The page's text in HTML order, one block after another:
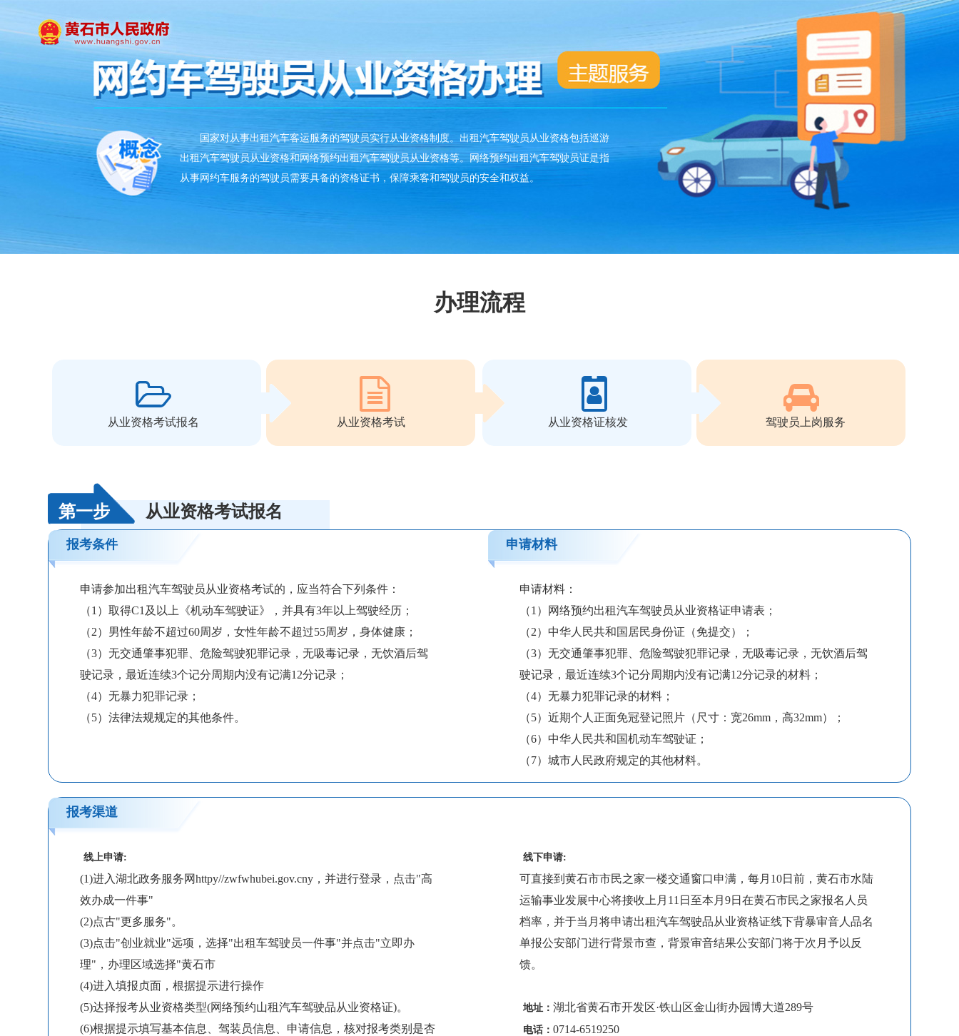
国家对从事出租汽车客运服务的驾驶员实行从业资格制度。出租汽车驾驶员从业资格包括巡游
出租汽车驾驶员从业资格和网络预约出租汽车驾驶员从业资格等。网络预约出租汽车驾驶员证是指
从事网约车服务的驾驶员需要具备的资格证书，保障乘客和驾驶员的安全和权益。
办理流程
从业资格考试报名 从业资格考试 从业资格证核发 驾驶员上岗服务
第一步 从业资格考试报名
报考条件
申请参加出租汽车驾驶员从业资格考试的，应当符合下列条件：
（1）取得C1及以上《机动车驾驶证》，并具有3年以上驾驶经历；
（2）男性年龄不超过60周岁，女性年龄不超过55周岁，身体健康；
（3）无交通肇事犯罪、危险驾驶犯罪记录，无吸毒记录，无饮酒后驾
驶记录，最近连续3个记分周期内没有记满12分记录；
（4）无暴力犯罪记录；
（5）法律法规规定的其他条件。
申请材料
申请材料：
（1）网络预约出租汽车驾驶员从业资格证申请表；
（2）中华人民共和国居民身份证（免提交）；
（3）无交通肇事犯罪、危险驾驶犯罪记录，无吸毒记录，无饮酒后驾
驶记录，最近连续3个记分周期内没有记满12分记录的材料；
（4）无暴力犯罪记录的材料；
（5）近期个人正面免冠登记照片（尺寸：宽26mm，高32mm）；
（6）中华人民共和国机动车驾驶证；
（7）城市人民政府规定的其他材料。
报考渠道
线上申请:
(1)进入湖北政务服务网httpy//zwfwhubei.gov.cny，并进行登录，点击"高
效办成一件事"
(2)点古"更多服务"。
(3)点击"创业就业"远项，选择"出租车驾驶员一件事"并点击"立即办
理"，办理区域选择"黄石市
(4)进入填报贞面，根据提示进行操作
(5)达择报考从业资格类型(网络预约山租汽车驾驶品从业资格证)。
(6)根据提示填写基本信息、驾装员信息、申请信息，核对报考类别是杏
线下申请:
可直接到黄石市市民之家一楼交通窗口申满，每月10日前，黄石市水陆
运输事业发展中心将接收上月11日至本月9日在黄石市民之家报名人员
档率，并于当月将申请出租汽车驾驶品从业资格证线下背暴审音人品名
单报公安部门进行背景市查，背景审音结果公安部门将于次月予以反
馈。
地址：湖北省黄石市开发区·铁山区金山街办园博大道289号
电话：0714-6519250